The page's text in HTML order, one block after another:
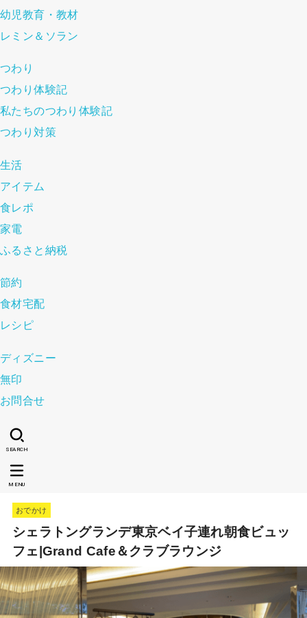
幼児教育・教材
レミン＆ソラン
つわり
つわり体験記
私たちのつわり体験記
つわり対策
生活
アイテム
食レポ
家電
ふるさと納税
節約
食材宅配
レシピ
ディズニー
無印
お問合せ
SEARCH
MENU
おでかけ
シェラトングランデ東京ベイ子連れ朝食ビュッ
フェ|Grand Cafe＆クラブラウンジ